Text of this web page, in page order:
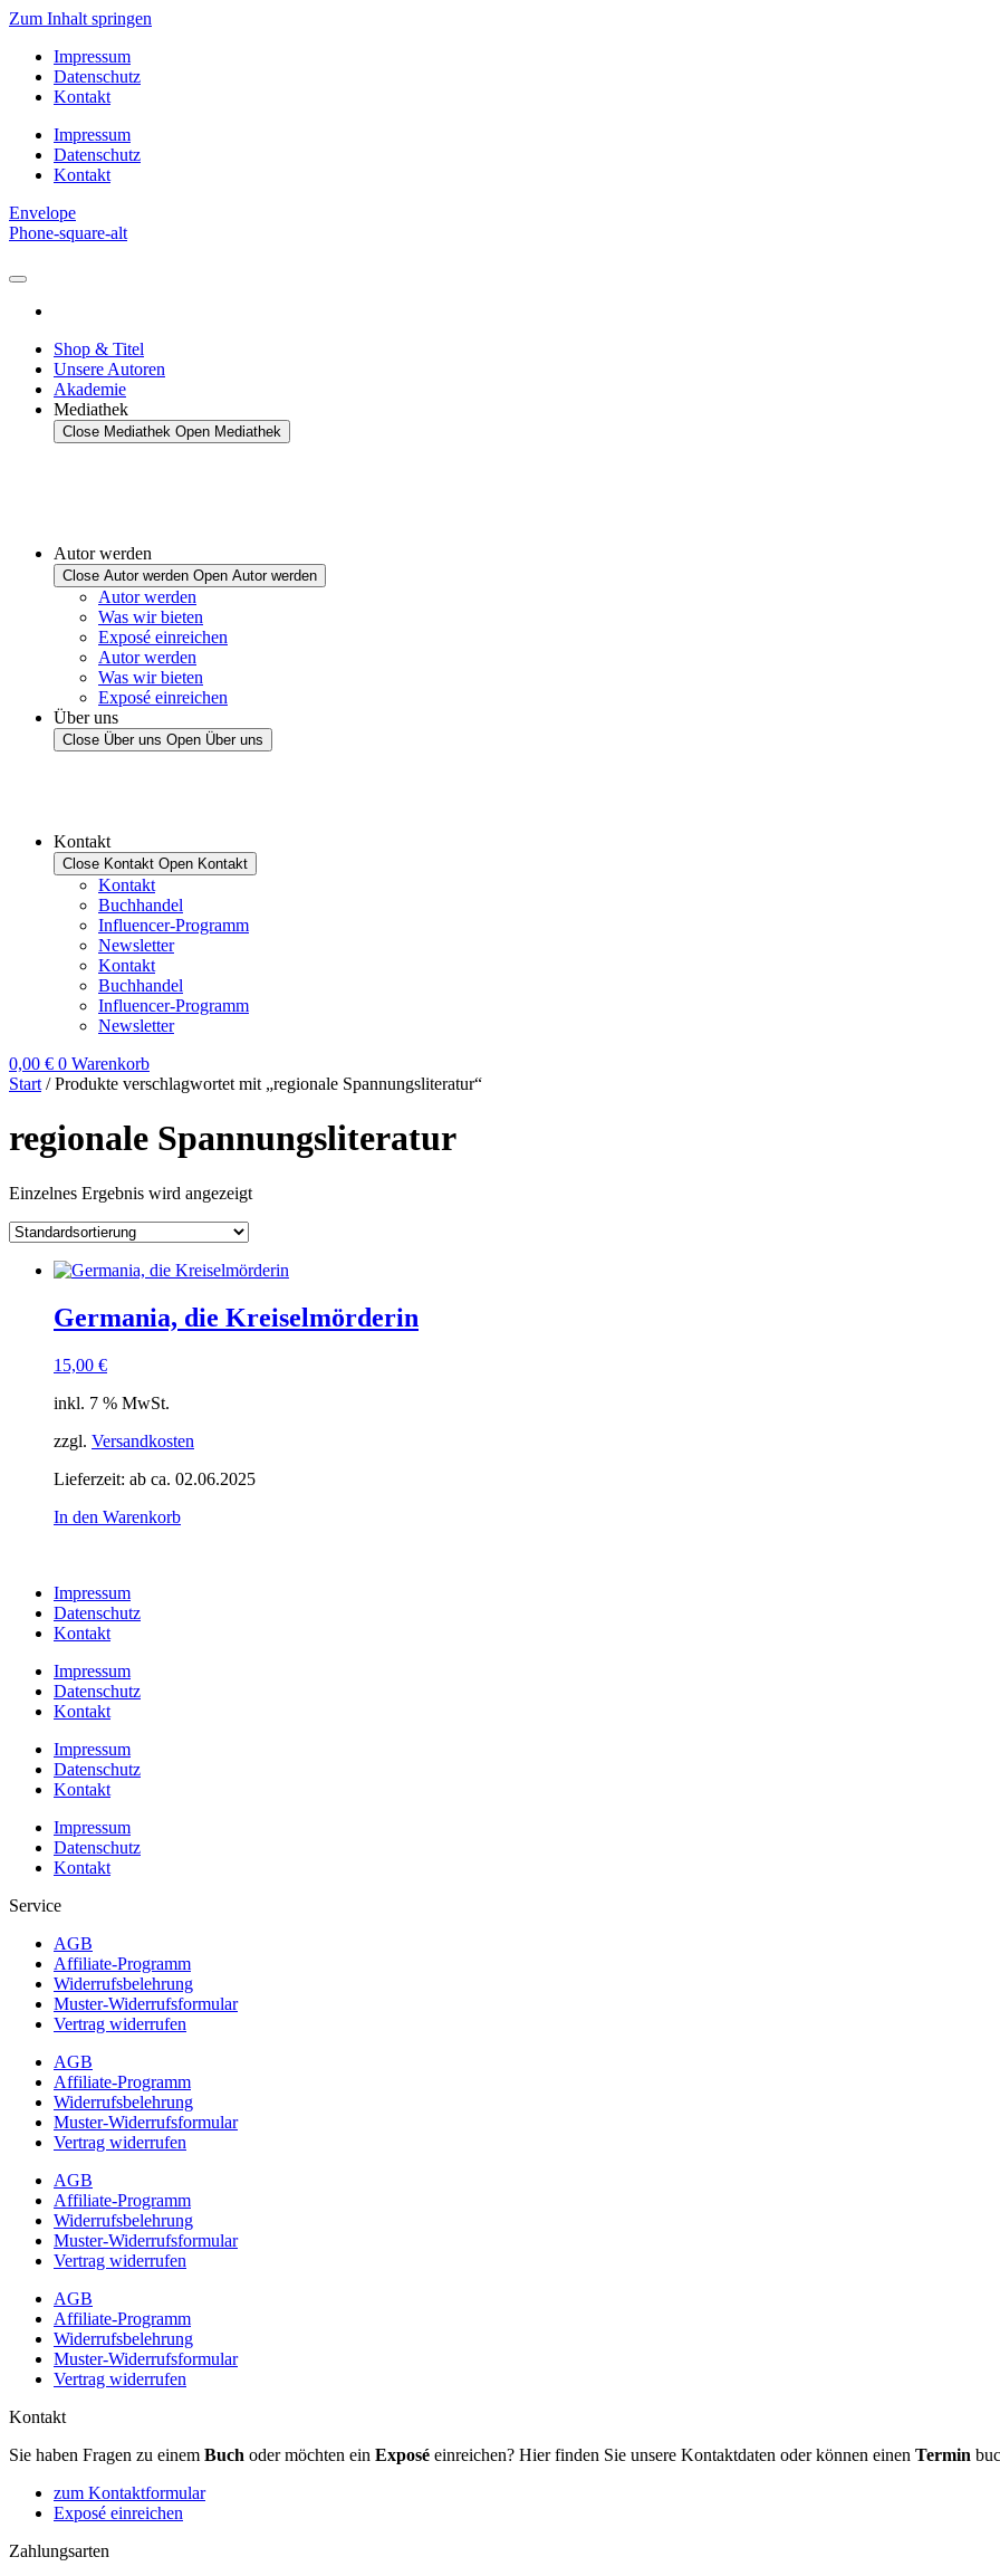
Zum Inhalt springen
Impressum
Datenschutz
Kontakt
Impressum
Datenschutz
Kontakt
Envelope
Phone-square-alt
Shop & Titel
Unsere Autoren
Akademie
Mediathek
Close Mediathek Open Mediathek
Autor werden
Close Autor werden Open Autor werden
Autor werden
Was wir bieten
Exposé einreichen
Autor werden
Was wir bieten
Exposé einreichen
Über uns
Close Über uns Open Über uns
Kontakt
Close Kontakt Open Kontakt
Kontakt
Buchhandel
Influencer-Programm
Newsletter
Kontakt
Buchhandel
Influencer-Programm
Newsletter
0,00 € 0 Warenkorb
Start / Produkte verschlagwortet mit „regionale Spannungsliteratur“
regionale Spannungsliteratur
Einzelnes Ergebnis wird angezeigt
Germania, die Kreiselmörderin
15,00 €
inkl. 7 % MwSt.
zzgl. Versandkosten
Lieferzeit: ab ca. 02.06.2025
In den Warenkorb
Impressum
Datenschutz
Kontakt
Impressum
Datenschutz
Kontakt
Impressum
Datenschutz
Kontakt
Impressum
Datenschutz
Kontakt
Service
AGB
Affiliate-Programm
Widerrufsbelehrung
Muster-Widerrufsformular
Vertrag widerrufen
AGB
Affiliate-Programm
Widerrufsbelehrung
Muster-Widerrufsformular
Vertrag widerrufen
AGB
Affiliate-Programm
Widerrufsbelehrung
Muster-Widerrufsformular
Vertrag widerrufen
AGB
Affiliate-Programm
Widerrufsbelehrung
Muster-Widerrufsformular
Vertrag widerrufen
Kontakt
Sie haben Fragen zu einem Buch oder möchten ein Exposé einreichen? Hier finden Sie unsere Kontaktdaten oder können einen Termin
zum Kontaktformular
Exposé einreichen
Zahlungsarten